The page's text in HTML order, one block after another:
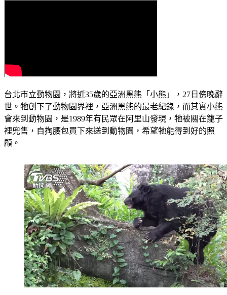
台北市立動物園，將近35歲的亞洲黑熊「小熊」，27日傍晚辭
世。牠創下了動物園界裡，亞洲黑熊的最老紀錄，而其實小熊
會來到動物園，是1989年有民眾在阿里山發現，牠被關在籠子
裡兜售，自掏腰包買下來送到動物園，希望牠能得到好的照
顧。